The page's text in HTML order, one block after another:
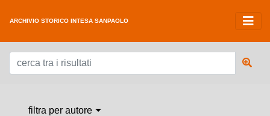
ARCHIVIO STORICO INTESA SANPAOLO
filtra per autore